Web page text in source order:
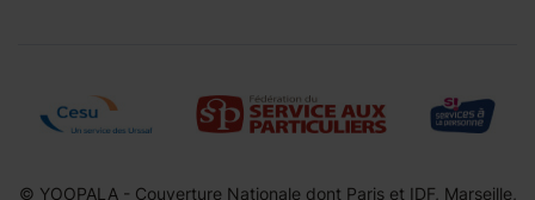
© YOOPALA - Couverture Nationale dont Paris et IDF, Marseille,